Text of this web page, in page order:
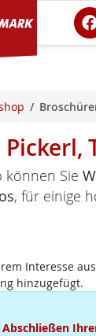
können Sie
, für einige
Interesse
hinzugefügt.